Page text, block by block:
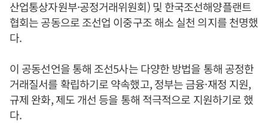
산업통상자원부·공정거래위원회) 및 한국조선해양플랜트
협회는 공동으로 조선업 이중구조 해소 실천 의지를 천명했
다.
이 공동선언을 통해 조선5사는 다양한 방법을 통해 공정한
거래질서를 확립하기로 약속했고, 정부는 금융·재정 지원,
규제 완화, 제도 개선 등을 통해 적극적으로 지원하기로 했
다.